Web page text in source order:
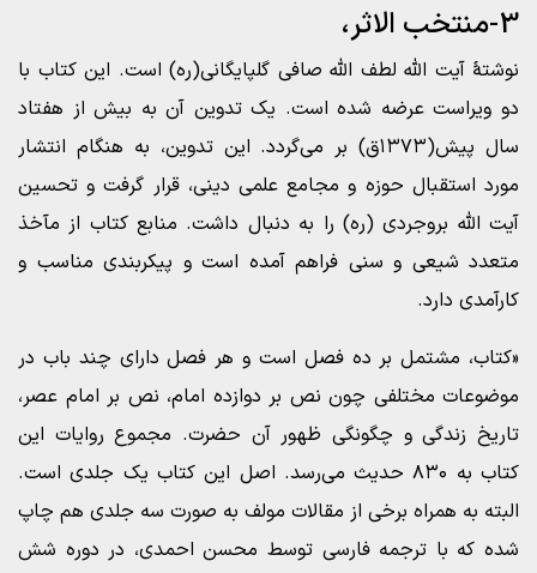
3-منتخب الاثر،
نوشتۀ آیت الله لطف الله صافی گلپایگانی(ره) است. این کتاب با
دو ویراست عرضه شده است. یک تدوین آن به بیش از هفتاد
سال پیش(۱۳۷۳ق) بر می‌گردد. این تدوین، به هنگام انتشار
مورد استقبال حوزه و مجامع علمی دینی، قرار گرفت و تحسین
آیت الله بروجردی (ره) را به دنبال داشت. منابع کتاب از مآخذ
متعدد شیعی و سنی فراهم آمده است و پیکربندی مناسب و
کارآمدی دارد.
«کتاب، مشتمل بر ده فصل است و هر فصل دارای چند باب در
موضوعات مختلفی چون نص بر دوازده امام، نص بر امام عصر،
تاریخ زندگی و چگونگی ظهور آن حضرت. مجموع روایات این
کتاب به ۸۳۰ حدیث می‌رسد. اصل این کتاب یک جلدی است.
البته به همراه برخی از مقالات مولف به صورت سه جلدی هم چاپ
شده که با ترجمه فارسی توسط محسن احمدی، در دوره شش